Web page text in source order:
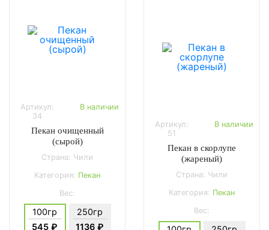
Артикул:
34
В наличии
Пекан очищенный
(сырой)
Страна: Чили
Категория: Пекан
Вес:
100гр
545 ₽
250гр
1136 ₽
Артикул:
51
В наличии
Пекан в скорлупе
(жареный)
Страна: Чили
Категория: Пекан
Вес: